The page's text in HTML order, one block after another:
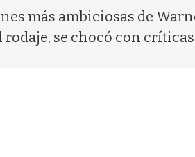
más ambiciosas de
rodaje, se chocó con